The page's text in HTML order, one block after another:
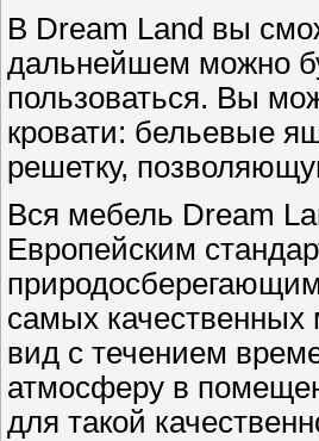
В Dream Land вы
дальнейшем можно
пользоваться. Вы
кровати: бельевые
решетку,
Вся мебель Dream
Европейским
самых качественных
вид с течением
атмосферу в
для такой